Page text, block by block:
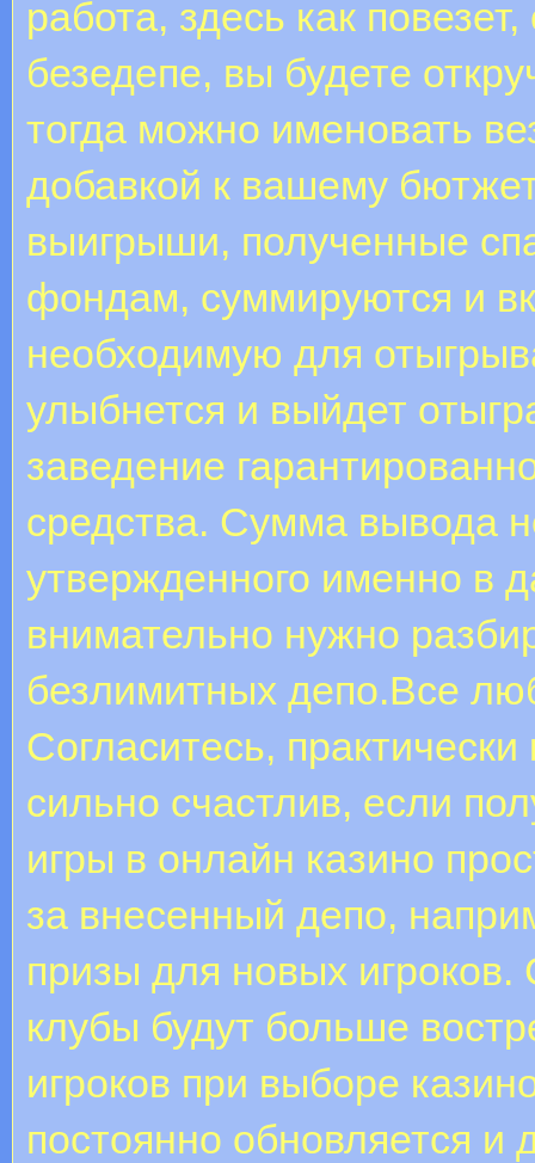
работа, здесь как
безедепе, вы будете
тогда можно именовать
добавкой к вашему
выигрыши, полученные
фондам, суммируются и
необходимую для
улыбнется и выйдет
заведение
средства. Сумма вывода
утвержденного именно в
внимательно нужно
безлимитных депо.Все
Согласитесь,
сильно счастлив, если
игры в онлайн казино
за внесенный депо,
призы для новых игроков.
клубы будут больше
игроков при выборе
постоянно обновляется и